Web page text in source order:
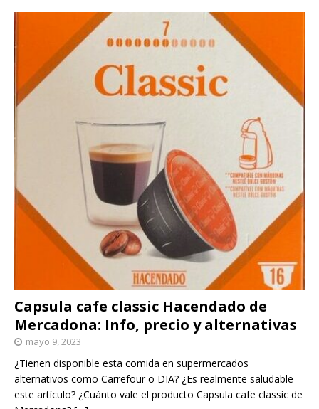
Capsula cafe classic Hacendado de
Mercadona: Info, precio y alternativas
mayo 9, 2023
¿Tienen disponible esta comida en supermercados
alternativos como Carrefour o DIA? ¿Es realmente saludable
este artículo? ¿Cuánto vale el producto Capsula cafe classic de